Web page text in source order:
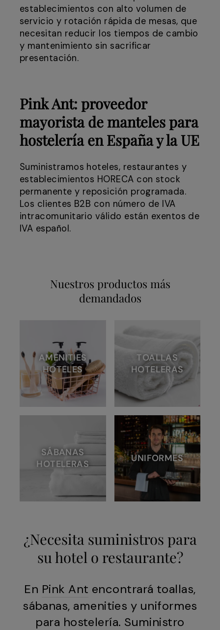
establecimientos con alto volumen de
servicio y rotación rápida de mesas, que
necesitan reducir los tiempos de cambio
y mantenimiento sin sacrificar
presentación.
Pink Ant: proveedor
mayorista de manteles para
hostelería en España y la UE
Suministramos hoteles, restaurantes y
establecimientos HORECA con stock
permanente y reposición programada.
Los clientes B2B con número de IVA
intracomunitario válido están exentos de
IVA español.
Nuestros productos más
demandados
AMENITIES
HOTELES
TOALLAS
HOTELERAS
SÁBANAS
HOTELERAS
UNIFORMES
¿Necesita suministros para
su hotel o restaurante?
En Pink Ant encontrará toallas,
sábanas, amenities y uniformes
para hostelería. Suministro